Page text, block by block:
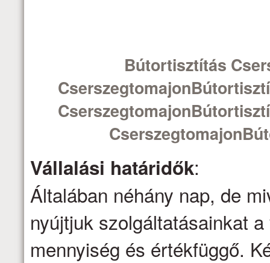
Bútortisztítás
Vállalási határidők:
Általában néhány nap, de
nyújtjuk szolgáltatásainkat
mennyiség és értékfüggő.